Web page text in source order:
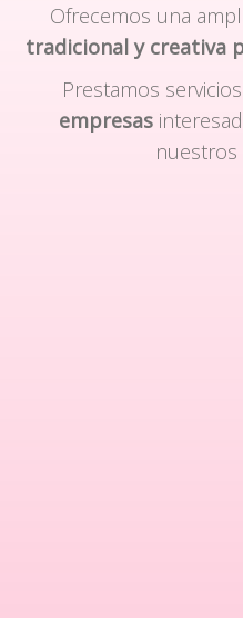
Ofrecemos una
tradicional y creativa
Prestamos
empresas